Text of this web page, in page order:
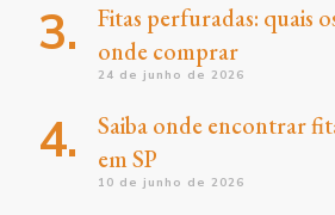
Fitas perfuradas: quais
onde comprar
24 de junho de 2026
Saiba onde encontrar
em SP
10 de junho de 2026